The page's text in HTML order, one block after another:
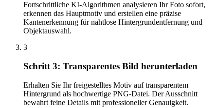
Fortschrittliche KI-Algorithmen analysieren Ihr Foto sofort,
erkennen das Hauptmotiv und erstellen eine präzise
Kantenerkennung für nahtlose Hintergrundentfernung und
Objektauswahl.
3
Schritt 3: Transparentes Bild herunterladen
Erhalten Sie Ihr freigestelltes Motiv auf transparentem
Hintergrund als hochwertige PNG-Datei. Der Ausschnitt
bewahrt feine Details mit professioneller Genauigkeit.